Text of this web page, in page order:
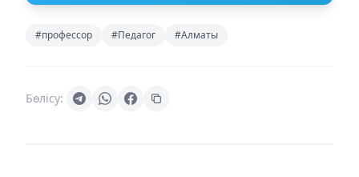
#профессор #Педагог #Алматы
Бөлісу: